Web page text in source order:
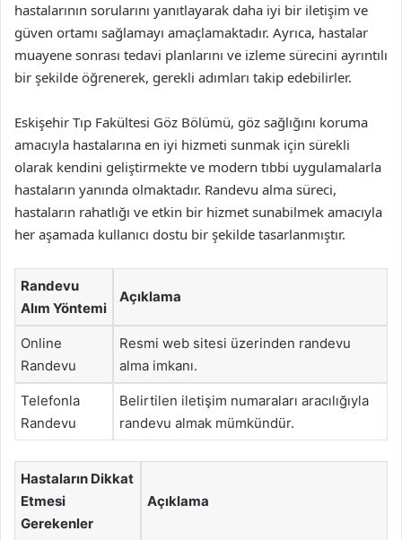
hastalarının sorularını yanıtlayarak daha iyi bir iletişim ve
güven ortamı sağlamayı amaçlamaktadır. Ayrıca, hastalar
muayene sonrası tedavi planlarını ve izleme sürecini ayrıntılı
bir şekilde öğrenerek, gerekli adımları takip edebilirler.
Eskişehir Tıp Fakültesi Göz Bölümü, göz sağlığını koruma
amacıyla hastalarına en iyi hizmeti sunmak için sürekli
olarak kendini geliştirmekte ve modern tıbbi uygulamalarla
hastaların yanında olmaktadır. Randevu alma süreci,
hastaların rahatlığı ve etkin bir hizmet sunabilmek amacıyla
her aşamada kullanıcı dostu bir şekilde tasarlanmıştır.
Randevu
Alım Yöntemi
Açıklama
Online
Randevu
Resmi web sitesi üzerinden randevu
alma imkanı.
Telefonla
Randevu
Belirtilen iletişim numaraları aracılığıyla
randevu almak mümkündür.
Hastaların Dikkat
Etmesi
Gerekenler
Açıklama